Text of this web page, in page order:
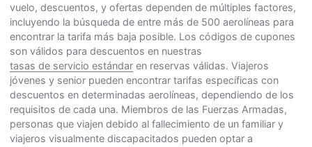
vuelo, descuentos, y ofertas dependen de múltiples factores,
incluyendo la búsqueda de entre más de 500 aerolíneas para
encontrar la tarifa más baja posible. Los códigos de cupones
son válidos para descuentos en nuestras
tasas de servicio estándar en reservas válidas. Viajeros
jóvenes y senior pueden encontrar tarifas específicas con
descuentos en determinadas aerolíneas, dependiendo de los
requisitos de cada una. Miembros de las Fuerzas Armadas,
personas que viajen debido al fallecimiento de un familiar y
viajeros visualmente discapacitados pueden optar a